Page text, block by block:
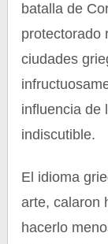
batalla de
protectorado
ciudades
influencia de
indiscutible.
El idioma
arte, calaron
hacerlo